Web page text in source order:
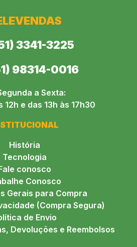
3341-3225
98314-0016
a Sexta:
12h e das 13h às 17h30
História
Tecnologia
conosco
Conosco
Gerais para Compra
(Compra Segura)
de Envio
Devoluções e Reembolsos